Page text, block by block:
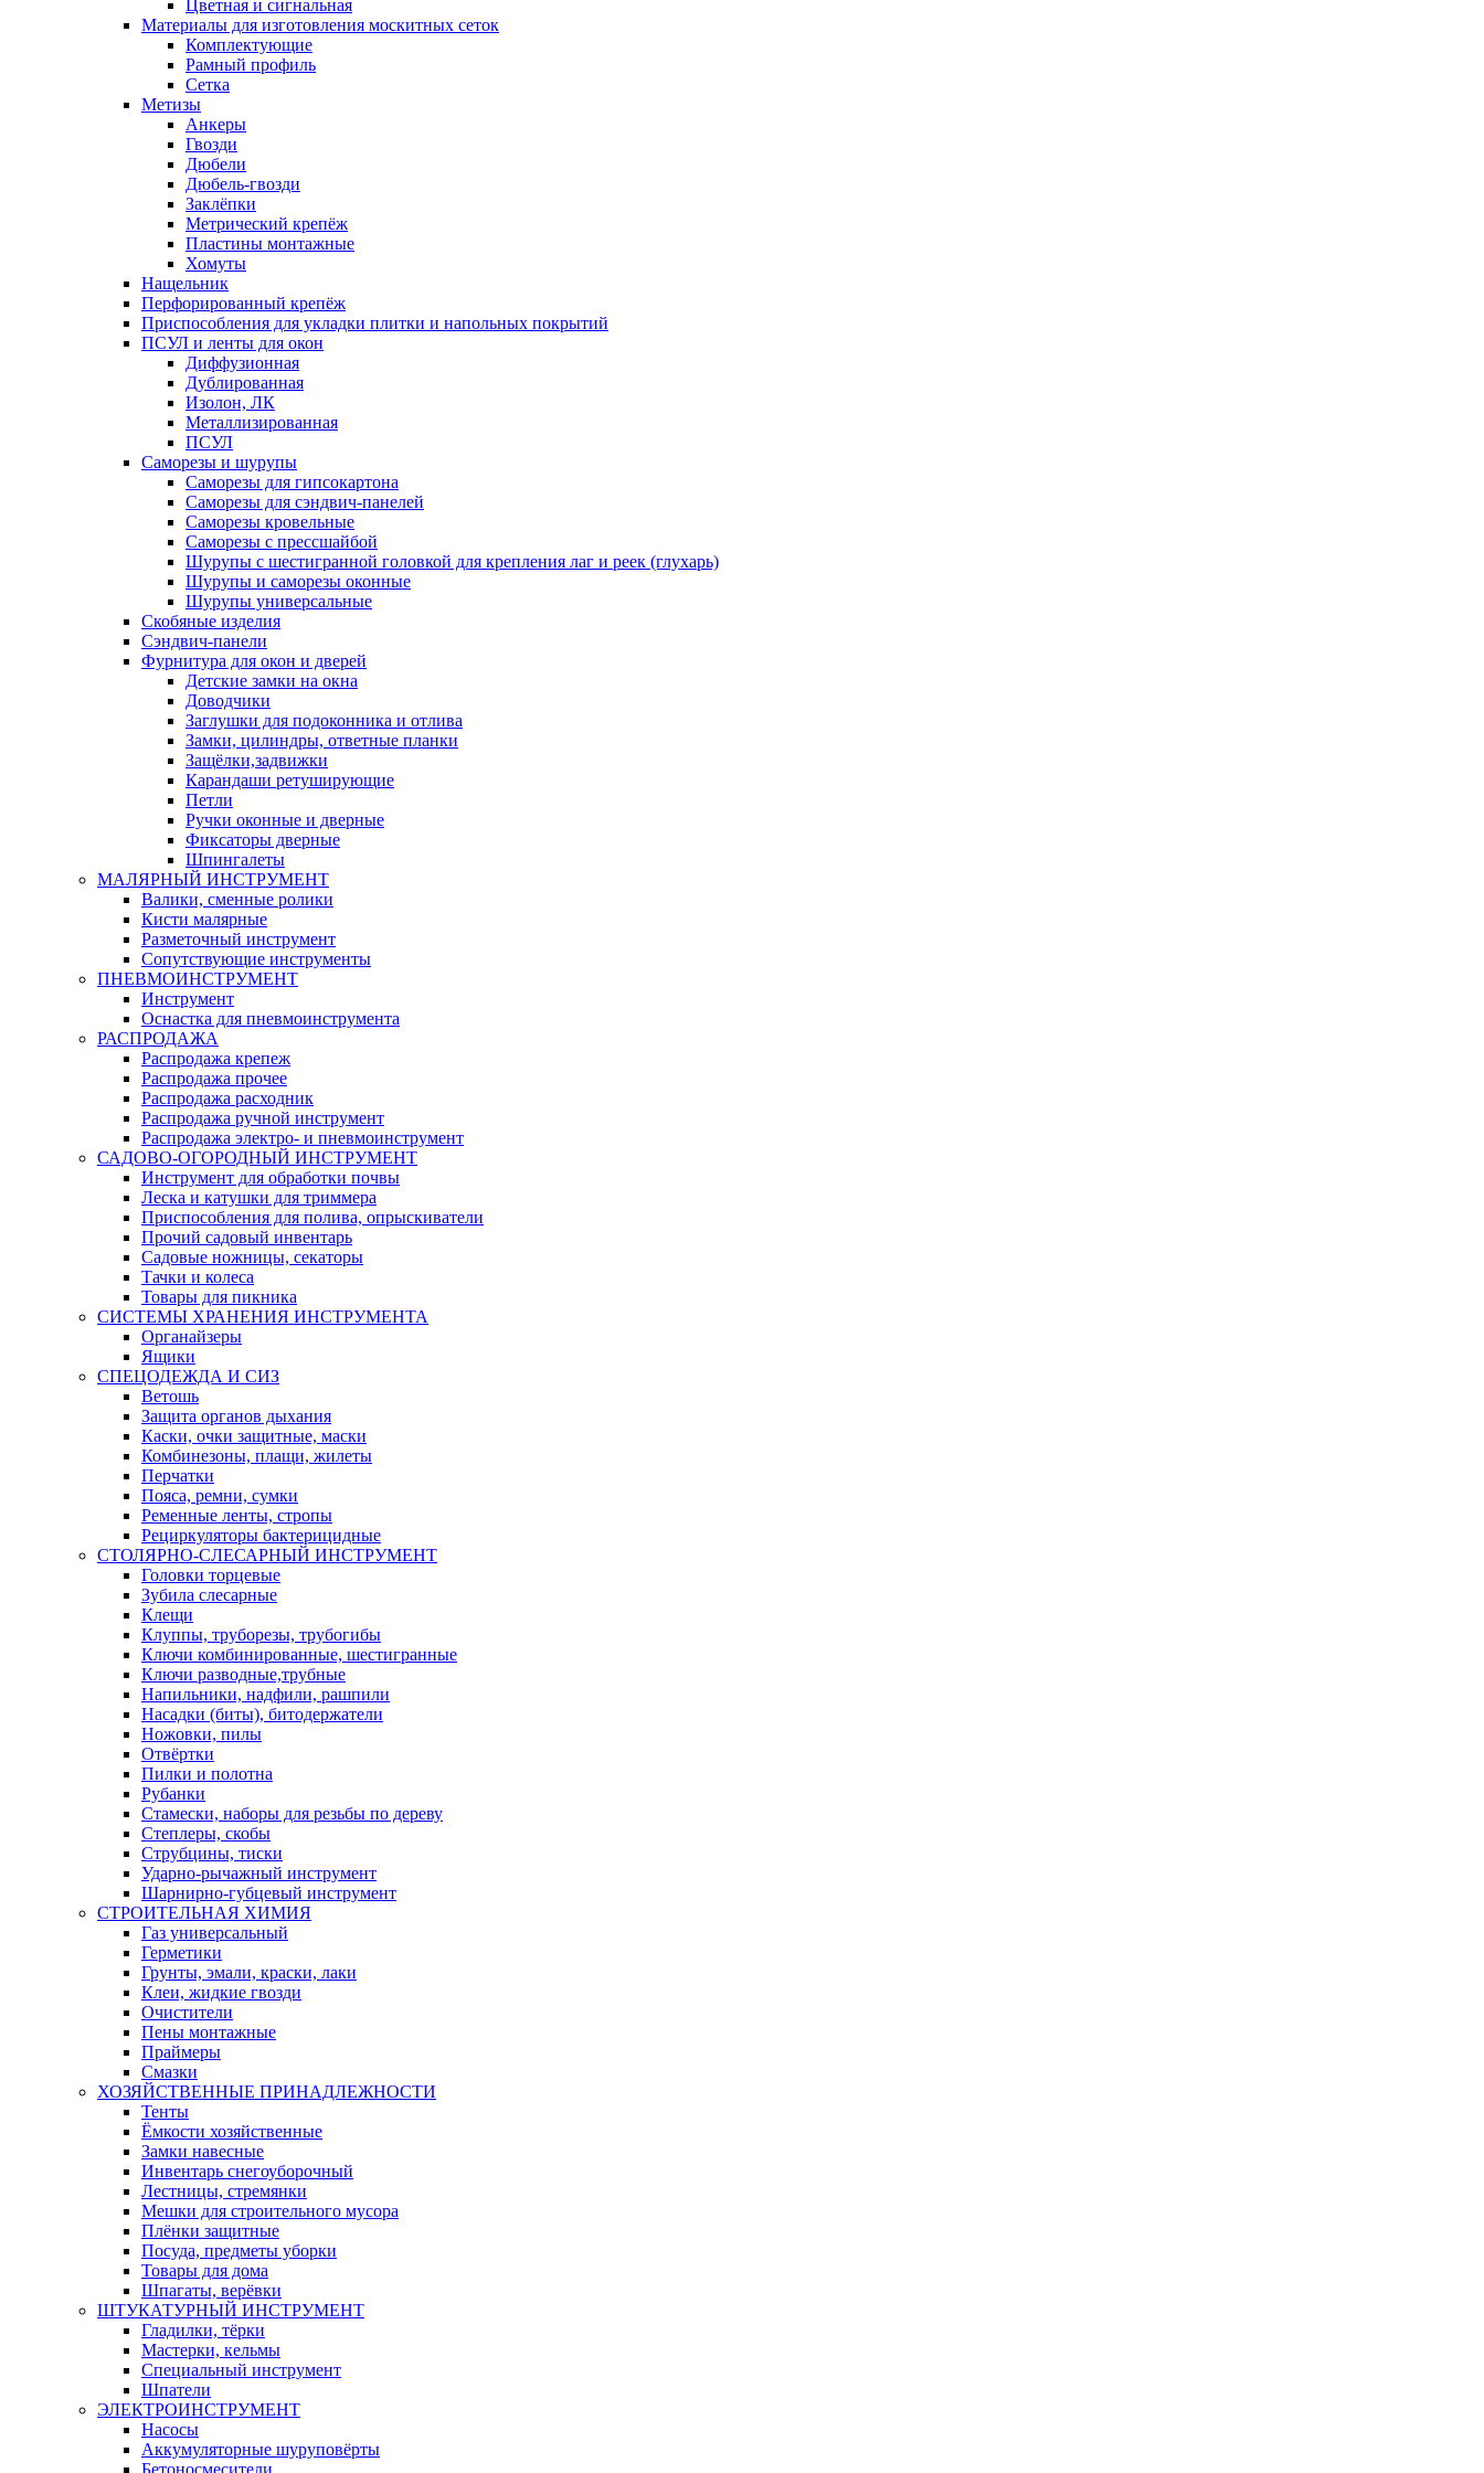
Цветная и сигнальная
Материалы для изготовления москитных сеток
Комплектующие
Рамный профиль
Сетка
Метизы
Анкеры
Гвозди
Дюбели
Дюбель-гвозди
Заклёпки
Метрический крепёж
Пластины монтажные
Хомуты
Нащельник
Перфорированный крепёж
Приспособления для укладки плитки и напольных покрытий
ПСУЛ и ленты для окон
Диффузионная
Дублированная
Изолон, ЛК
Металлизированная
ПСУЛ
Саморезы и шурупы
Саморезы для гипсокартона
Саморезы для сэндвич-панелей
Саморезы кровельные
Саморезы с прессшайбой
Шурупы с шестигранной головкой для крепления лаг и реек (глухарь)
Шурупы и саморезы оконные
Шурупы универсальные
Скобяные изделия
Сэндвич-панели
Фурнитура для окон и дверей
Детские замки на окна
Доводчики
Заглушки для подоконника и отлива
Замки, цилиндры, ответные планки
Защёлки,задвижки
Карандаши ретуширующие
Петли
Ручки оконные и дверные
Фиксаторы дверные
Шпингалеты
МАЛЯРНЫЙ ИНСТРУМЕНТ
Валики, сменные ролики
Кисти малярные
Разметочный инструмент
Сопутствующие инструменты
ПНЕВМОИНСТРУМЕНТ
Инструмент
Оснастка для пневмоинструмента
РАСПРОДАЖА
Распродажа крепеж
Распродажа прочее
Распродажа расходник
Распродажа ручной инструмент
Распродажа электро- и пневмоинструмент
САДОВО-ОГОРОДНЫЙ ИНСТРУМЕНТ
Инструмент для обработки почвы
Леска и катушки для триммера
Приспособления для полива, опрыскиватели
Прочий садовый инвентарь
Садовые ножницы, секаторы
Тачки и колеса
Товары для пикника
СИСТЕМЫ ХРАНЕНИЯ ИНСТРУМЕНТА
Органайзеры
Ящики
СПЕЦОДЕЖДА И СИЗ
Ветошь
Защита органов дыхания
Каски, очки защитные, маски
Комбинезоны, плащи, жилеты
Перчатки
Пояса, ремни, сумки
Ременные ленты, стропы
Рециркуляторы бактерицидные
СТОЛЯРНО-СЛЕСАРНЫЙ ИНСТРУМЕНТ
Головки торцевые
Зубила слесарные
Клещи
Клуппы, труборезы, трубогибы
Ключи комбинированные, шестигранные
Ключи разводные,трубные
Напильники, надфили, рашпили
Насадки (биты), битодержатели
Ножовки, пилы
Отвёртки
Пилки и полотна
Рубанки
Стамески, наборы для резьбы по дереву
Степлеры, скобы
Струбцины, тиски
Ударно-рычажный инструмент
Шарнирно-губцевый инструмент
СТРОИТЕЛЬНАЯ ХИМИЯ
Газ универсальный
Герметики
Грунты, эмали, краски, лаки
Клеи, жидкие гвозди
Очистители
Пены монтажные
Праймеры
Смазки
ХОЗЯЙСТВЕННЫЕ ПРИНАДЛЕЖНОСТИ
Тенты
Ёмкости хозяйственные
Замки навесные
Инвентарь снегоуборочный
Лестницы, стремянки
Мешки для строительного мусора
Плёнки защитные
Посуда, предметы уборки
Товары для дома
Шпагаты, верёвки
ШТУКАТУРНЫЙ ИНСТРУМЕНТ
Гладилки, тёрки
Мастерки, кельмы
Специальный инструмент
Шпатели
ЭЛЕКТРОИНСТРУМЕНТ
Насосы
Аккумуляторные шуруповёрты
Бетоносмесители